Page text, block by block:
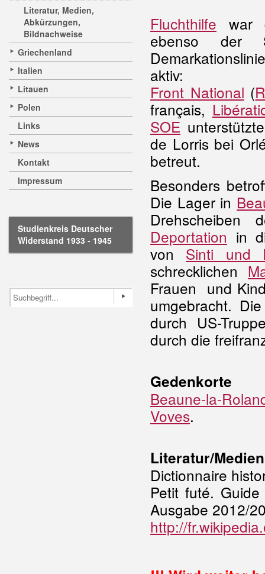
Literatur, Medien,
Abkürzungen,
Bildnachweise
Griechenland
Italien
Litauen
Polen
Links
News
Kontakt
Impressum
Studienkreis Deutscher
Widerstand 1933 - 1945
Fluchthilfe war
ebenso der
aktiv:
Front National (
français,
SOE
de Lorris bei
betreut.
Besonders
Die Lager in
Deportation in
von Sinti und
schrecklichen
Frauen und
umgebracht.
durch US-
durch die
Gedenkorte
Beaune-la-
Voves.
Literatur/Medien
Dictionnaire
Petit futé.
Ausgabe 2012/
http://